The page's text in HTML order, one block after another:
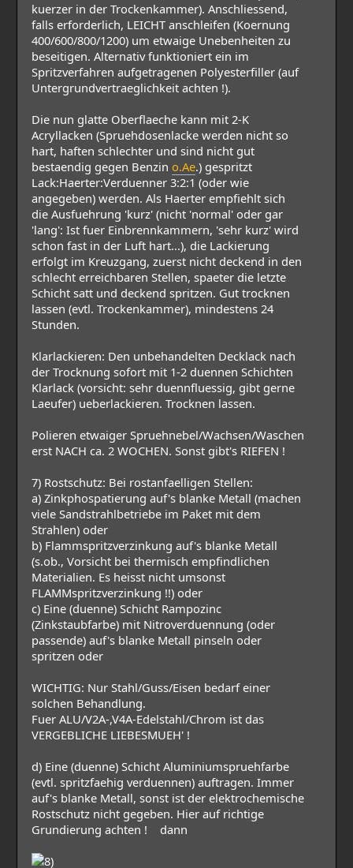
kuerzer in der Trockenkammer). Anschliessend,
falls erforderlich, LEICHT anschleifen (Koernung
400/600/800/1200) um etwaige Unebenheiten zu
beseitigen. Alternativ funktioniert ein im
Spritzverfahren aufgetragenen Polyesterfiller (auf
Untergrundvertraeglichkeit achten !).
Die nun glatte Oberflaeche kann mit 2-K
Acryllacken (Spruehdosenlacke werden nicht so
hart, haften schlechter und sind nicht gut
bestaendig gegen Benzin o.Ae.) gespritzt
Lack:Haerter:Verduenner 3:2:1 (oder wie
angegeben) werden. Als Haerter empfiehlt sich
die Ausfuehrung 'kurz' (nicht 'normal' oder gar
'lang': Ist fuer Einbrennkammern, 'sehr kurz' wird
schon fast in der Luft hart...), die Lackierung
erfolgt im Kreuzgang, zuerst nicht deckend in den
schlecht erreichbaren Stellen, spaeter die letzte
Schicht satt und deckend spritzen. Gut trocknen
lassen (evtl. Trockenkammer), mindestens 24
Stunden.
Klarlackieren: Den unbehandelten Decklack nach
der Trocknung sofort mit 1-2 duennen Schichten
Klarlack (vorsicht: sehr duennfluessig, gibt gerne
Laeufer) ueberlackieren. Trocknen lassen.
Polieren etwaiger Spruehnebel/Wachsen/Waschen
erst NACH ca. 2 WOCHEN. Sonst gibt's RIEFEN !
7) Rostschutz: Bei rostanfaelligen Stellen:
a) Zinkphospatierung auf's blanke Metall (machen
viele Sandstrahlbetriebe im Paket mit dem
Strahlen) oder
b) Flammspritzverzinkung auf's blanke Metall
(s.ob., Vorsicht bei thermisch empfindlichen
Materialien. Es heisst nicht umsonst
FLAMMspritzverzinkung !!) oder
c) Eine (duenne) Schicht Rampozinc
(Zinkstaubfarbe) mit Nitroverduennung (oder
passende) auf's blanke Metall pinseln oder
spritzen oder
WICHTIG: Nur Stahl/Guss/Eisen bedarf einer
solchen Behandlung.
Fuer ALU/V2A-,V4A-Edelstahl/Chrom ist das
VERGEBLICHE LIEBESMUEH' !
d) Eine (duenne) Schicht Aluminiumspruehfarbe
(evtl. spritzfaehig verduennen) auftragen. Immer
auf's blanke Metall, sonst ist der elektrochemische
Rostschutz nicht gegeben. Hier auf richtige
Grundierung achten ! dann